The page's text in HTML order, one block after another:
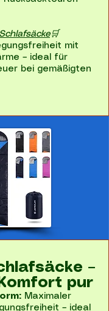
🛒
mit
– ideal für
bei gemäßigten
–
pur
Maximaler
– ideal